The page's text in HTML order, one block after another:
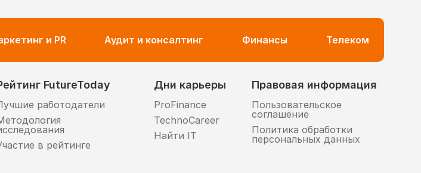
и PR Аудит и консалтинг Финансы Телеком
FutureToday
работодатели
в рейтинге
Дни карьеры
ProFinance
TechnoCareer
Найти IT
Правовая информация
Пользовательское
соглашение
Политика обработки
персональных данных